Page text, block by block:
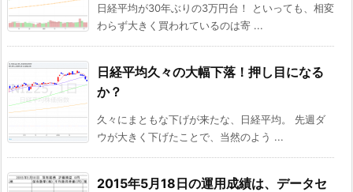
日経平均が30年ぶりの3万円台！ といっても、相変
わらず大きく買われているのは寄 ...
日経平均久々の大幅下落！押し目になる
か？
久々にまともな下げが来たな、日経平均。 先週ダ
ウが大きく下げたことで、当然のよう ...
2015年5月18日の運用成績は、データセ